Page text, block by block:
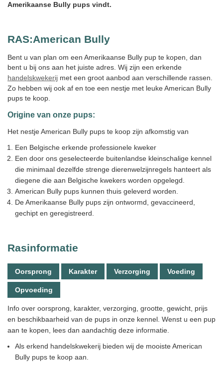
Amerikaanse Bully pups vindt.
RAS:American Bully
Bent u van plan om een Amerikaanse Bully pup te kopen, dan
bent u bij ons aan het juiste adres. Wij zijn een erkende
handelskwekerij met een groot aanbod aan verschillende rassen.
Zo hebben wij ook af en toe een nestje met leuke American Bully
pups te koop.
Origine van onze pups:
Het nestje American Bully pups te koop zijn afkomstig van
Een Belgische erkende professionele kweker
Een door ons geselecteerde buitenlandse kleinschalige kennel
die minimaal dezelfde strenge dierenwelzijnregels hanteert als
diegene die aan Belgische kwekers worden opgelegd.
American Bully pups kunnen thuis geleverd worden.
De Amerikaanse Bully pups zijn ontwormd, gevaccineerd,
gechipt en geregistreerd.
Rasinformatie
Oorsprong Karakter Verzorging Voeding
Opvoeding
Info over oorsprong, karakter, verzorging, grootte, gewicht, prijs
en beschikbaarheid van de pups in onze kennel. Wenst u een pup
aan te kopen, lees dan aandachtig deze informatie.
Als erkend handelskwekerij bieden wij de mooiste American
Bully pups te koop aan.